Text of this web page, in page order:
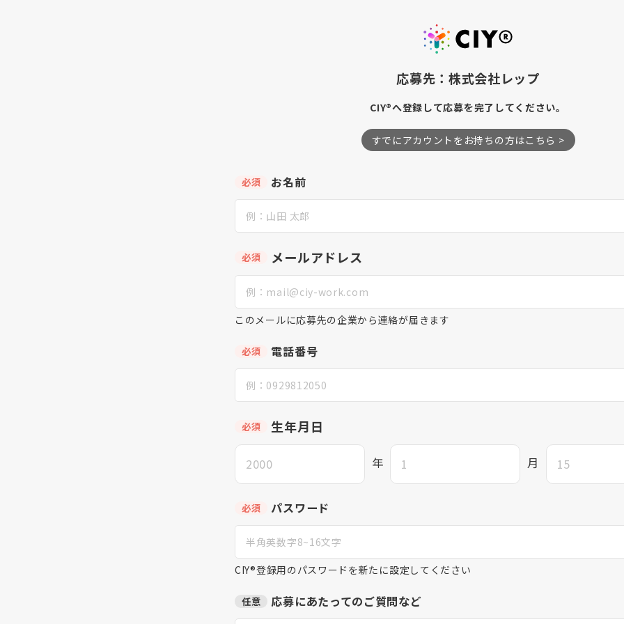
応募先：株式会社レップ
CIY®へ登録して応募を完了してください。
すでにアカウントをお持ちの方はこちら >
必須 お名前
必須 メールアドレス
このメールに応募先の企業から連絡が届きます
必須 電話番号
必須 生年月日
年 月
必須 パスワード
CIY®登録用のパスワードを新たに設定してください
任意 応募にあたってのご質問など